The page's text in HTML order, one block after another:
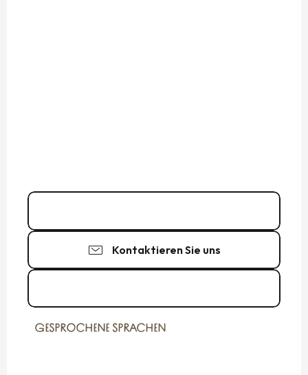
Kontaktieren Sie uns
GESPROCHENE SPRACHEN
GESPROCHENE SPRACHEN